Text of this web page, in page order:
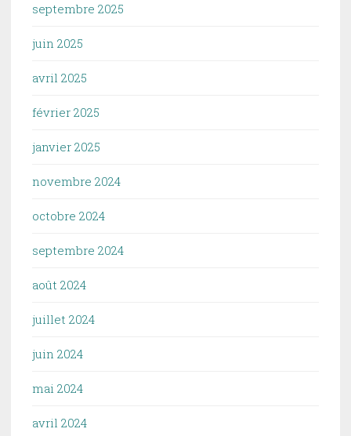
septembre 2025
juin 2025
avril 2025
février 2025
janvier 2025
novembre 2024
octobre 2024
septembre 2024
août 2024
juillet 2024
juin 2024
mai 2024
avril 2024